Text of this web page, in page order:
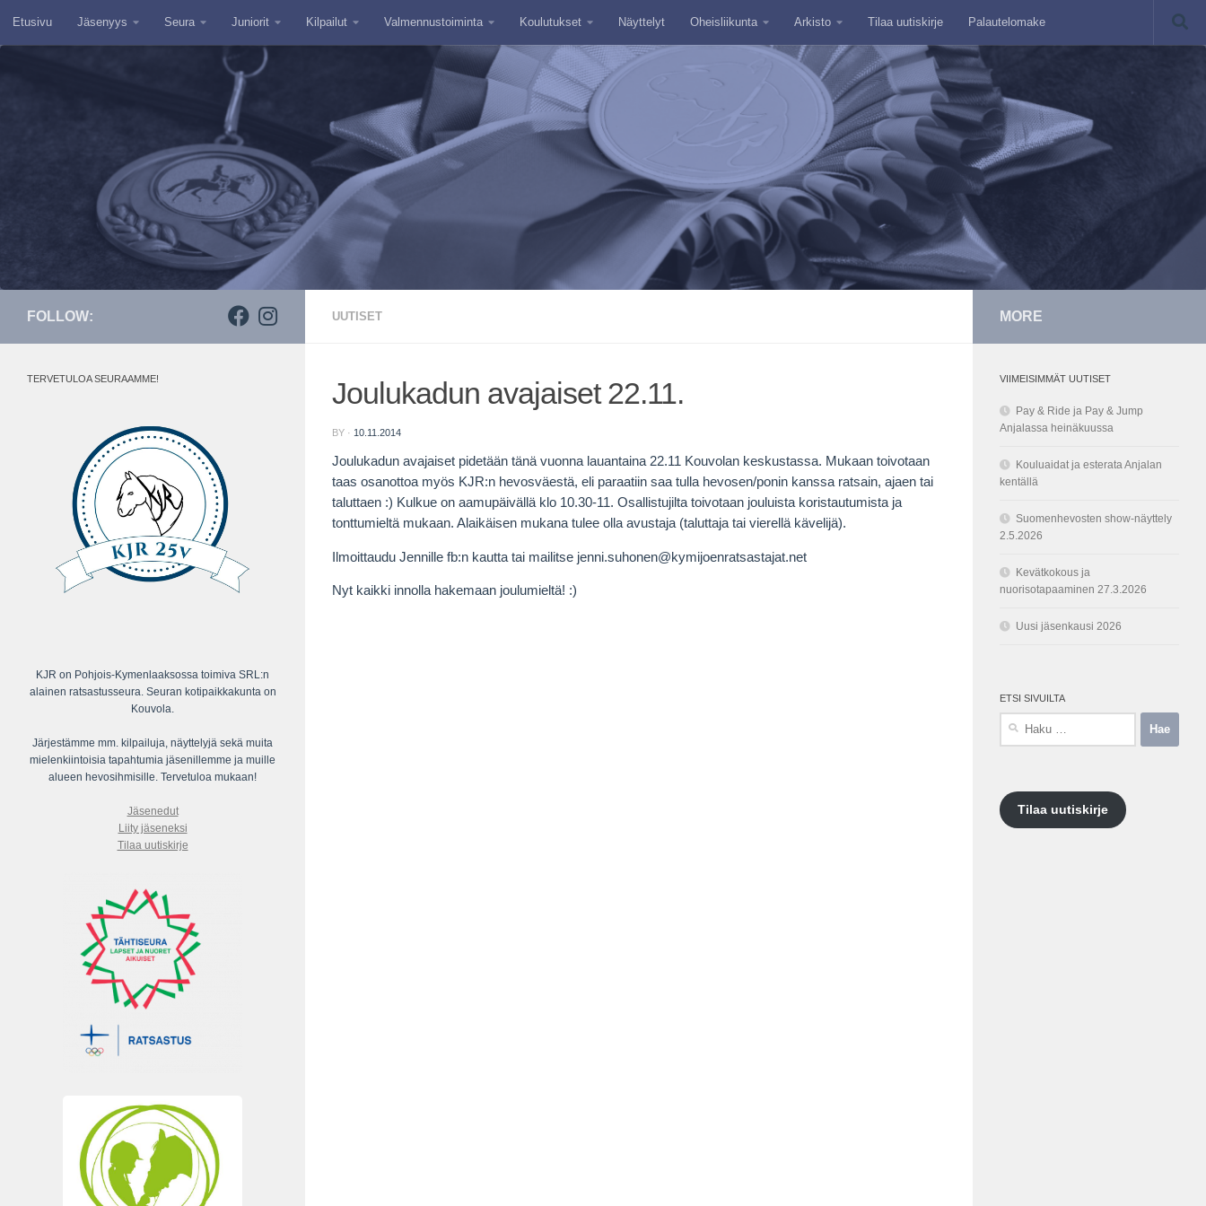
Skip to content
Etusivu Jäsenyys Seura Juniorit Kilpailut Valmennustoiminta Koulutukset Näyttelyt Oheisliikunta Arkisto Tilaa uutiskirje Palautelomake
UUTISET
Joulukadun avajaiset 22.11.
BY · 10.11.2014
Joulukadun avajaiset pidetään tänä vuonna lauantaina 22.11 Kouvolan keskustassa. Mukaan toivotaan
taas osanottoa myös KJR:n hevosväestä, eli paraatiin saa tulla hevosen/ponin kanssa ratsain, ajaen tai
taluttaen :) Kulkue on aamupäivällä klo 10.30-11. Osallistujilta toivotaan jouluista koristautumista ja
tonttumieltä mukaan. Alaikäisen mukana tulee olla avustaja (taluttaja tai vierellä kävelijä).
Ilmoittaudu Jennille fb:n kautta tai mailitse jenni.suhonen@kymijoenratsastajat.net
Nyt kaikki innolla hakemaan joulumieltä! :)
FOLLOW:
TERVETULOA SEURAAMME!
KJR on Pohjois-Kymenlaaksossa toimiva SRL:n
alainen ratsastusseura. Seuran kotipaikkakunta on
Kouvola.
Järjestämme mm. kilpailuja, näyttelyjä sekä muita
mielenkiintoisia tapahtumia jäsenillemme ja muille
alueen hevosihmisille. Tervetuloa mukaan!
Jäsenedut
Liity jäseneksi
Tilaa uutiskirje
MORE
VIIMEISIMMÄT UUTISET
Pay & Ride ja Pay & Jump
Anjalassa heinäkuussa
Kouluaidat ja esterata Anjalan
kentällä
Suomenhevosten show-näyttely
2.5.2026
Kevätkokous ja
nuorisotapaaminen 27.3.2026
Uusi jäsenkausi 2026
ETSI SIVUILTA
Tilaa uutiskirje